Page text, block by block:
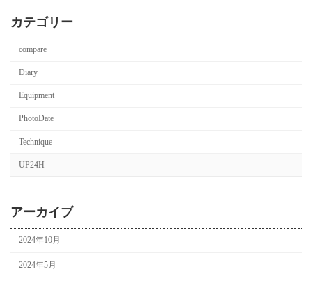
カテゴリー
compare
Diary
Equipment
PhotoDate
Technique
UP24H
アーカイブ
2024年10月
2024年5月